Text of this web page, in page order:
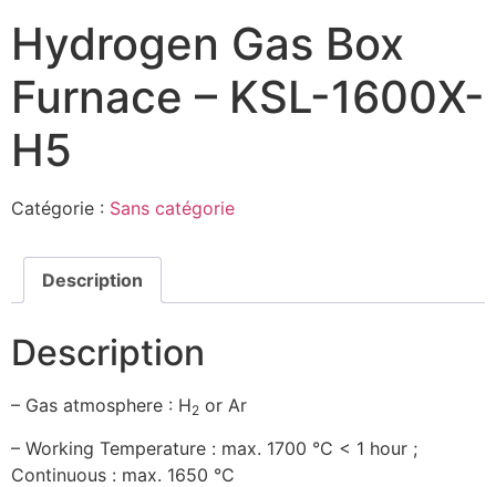
Hydrogen Gas Box
Furnace – KSL-1600X-
H5
Catégorie : Sans catégorie
Description
Description
– Gas atmosphere : H2 or Ar
– Working Temperature : max. 1700 °C < 1 hour ;
Continuous : max. 1650 °C